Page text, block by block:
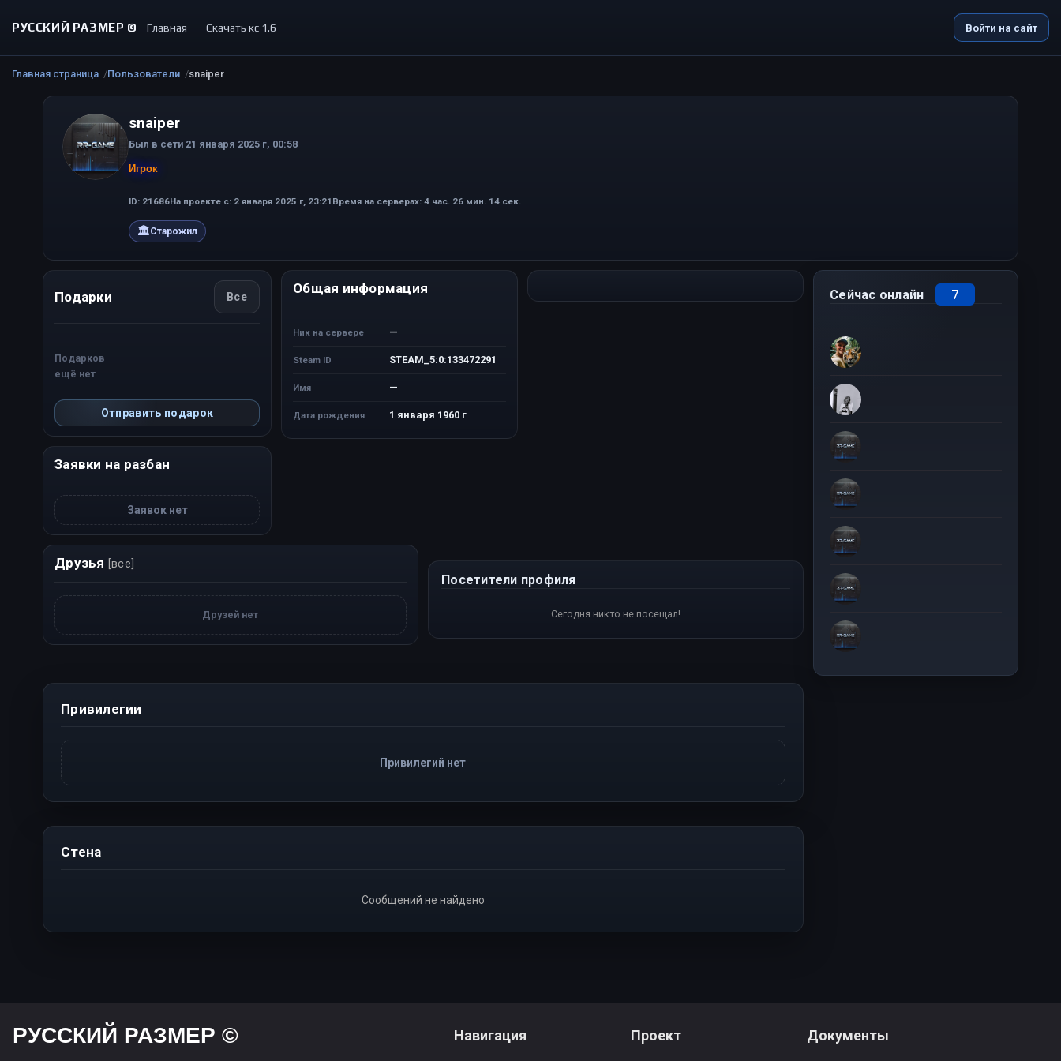
РУССКИЙ РАЗМЕР © Главная Скачать кс 1.6 Войти на сайт
Главная страница Пользователи snaiper
snaiper
Был в сети 21 января 2025 г, 00:58
Игрок
ID: 21686На проекте с: 2 января 2025 г, 23:21 Время на серверах: 4 час. 26 мин. 14 сек.
🏛Старожил
Подарки Все
Подарков
ещё нет
Отправить подарок
Заявки на разбан
Заявок нет
Общая информация
Ник на сервере —
Steam ID STEAM_5:0:133472291
Имя —
Дата рождения 1 января 1960 г
Друзья [все]
Друзей нет
Посетители профиля
Сегодня никто не посещал!
Сейчас онлайн 7
Привилегии
Привилегий нет
Стена
Сообщений не найдено
РУССКИЙ РАЗМЕР © Навигация Проект Документы